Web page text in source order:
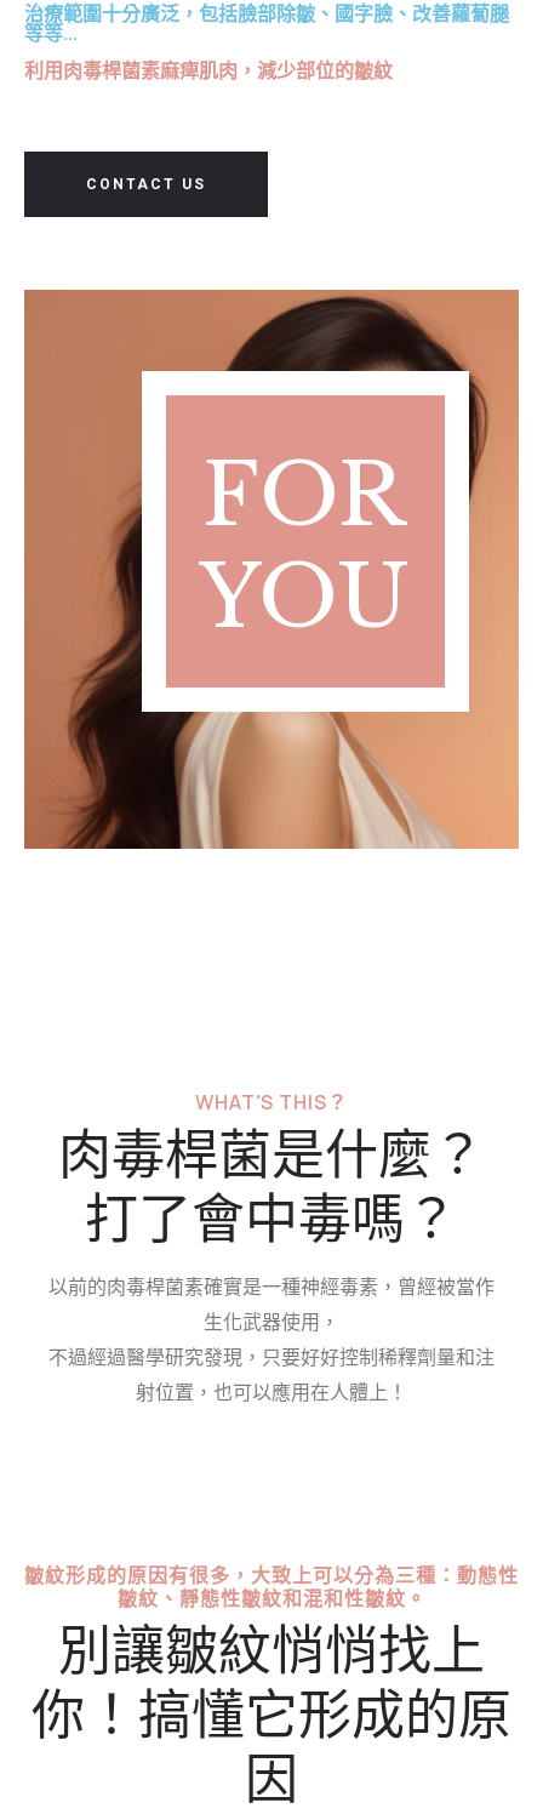
治療範圍十分廣泛，包括臉部除皺、國字臉、改善蘿蔔腿
等等...
利用肉毒桿菌素麻痺肌肉，減少部位的皺紋
CONTACT US
FOR
YOU
WHAT'S THIS？
肉毒桿菌是什麼？
打了會中毒嗎？
以前的肉毒桿菌素確實是一種神經毒素，曾經被當作
生化武器使用，
不過經過醫學研究發現，只要好好控制稀釋劑量和注
射位置，也可以應用在人體上！
皺紋形成的原因有很多，大致上可以分為三種：動態性
皺紋、靜態性皺紋和混和性皺紋。
別讓皺紋悄悄找上
你！搞懂它形成的原
因